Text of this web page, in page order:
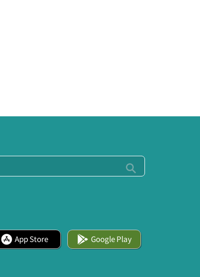
App Store Google Play